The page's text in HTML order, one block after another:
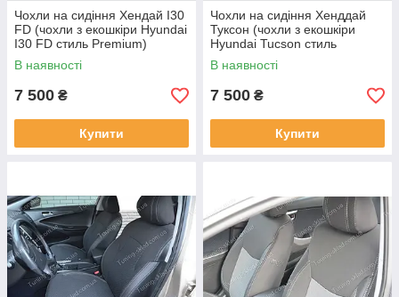
Чохли на сидіння Хендай I30
FD (чохли з екошкіри Hyundai
I30 FD стиль Premium)
В наявності
7 500 ₴
Купити
Чохли на сидіння Хенддай
Туксон (чохли з екошкіри
Hyundai Tucson стиль
Premium)
В наявності
7 500 ₴
Купити